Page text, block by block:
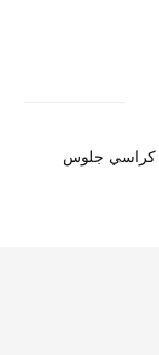
كراسي جلوس